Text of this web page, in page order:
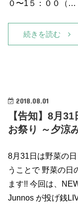
０〜1５：００（…
続きを読む
2018.08.01
【告知】8月
お祭り ～夕涼
8月31日は野菜の
うことで 野菜の日
ます!! 今回は、
Junnos が投げ銭